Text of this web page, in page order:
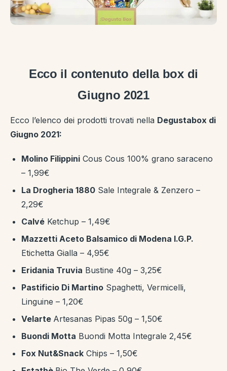
Ecco il contenuto della box di
Giugno 2021
Ecco l’elenco dei prodotti trovati nella Degustabox di
Giugno 2021:
Molino Filippini Cous Cous 100% grano saraceno
– 1,99€
La Drogheria 1880 Sale Integrale & Zenzero –
2,29€
Calvé Ketchup – 1,49€
Mazzetti Aceto Balsamico di Modena I.G.P.
Etichetta Gialla – 4,95€
Eridania Truvia Bustine 40g – 3,25€
Pastificio Di Martino Spaghetti, Vermicelli,
Linguine – 1,20€
Velarte Artesanas Pipas 50g – 1,50€
Buondi Motta Buondi Motta Integrale 2,45€
Fox Nut&Snack Chips – 1,50€